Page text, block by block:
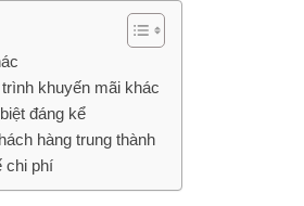
khuyến mãi khác
đáng kể
hàng trung thành
chi phí